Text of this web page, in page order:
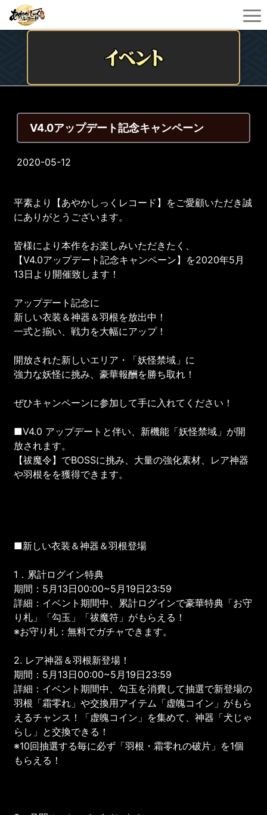
V4.0アップデート記念キャンペーン
2020-05-12
平素より【あやかしっくレコード】をご愛顧いただき誠
にありがとうございます。
皆様により本作をお楽しみいただきたく、
【V4.0アップデート記念キャンペーン】を2020年5月
13日より開催致します！
アップデート記念に
新しい衣装＆神器＆羽根を放出中！
一式と揃い、戦力を大幅にアップ！
開放された新しいエリア・「妖怪禁域」に
強力な妖怪に挑み、豪華報酬を勝ち取れ！
ぜひキャンペーンに参加して手に入れてください！
■V4.0 アップデートと伴い、新機能「妖怪禁域」が開
放されます。
【祓魔令】でBOSSに挑み、大量の強化素材、レア神器
や羽根をを獲得できます。
■新しい衣装＆神器＆羽根登場
1．累計ログイン特典
期間：5月13日00:00~5月19日23:59
詳細：イベント期間中、累計ログインで豪華特典「お守
り札」「勾玉」「祓魔符」がもらえる！
※お守り札：無料でガチャできます。
2. レア神器＆羽根新登場！
期間：5月13日00:00~5月19日23:59
詳細：イベント期間中、勾玉を消費して抽選で新登場の
羽根「霜零れ」や交換用アイテム「虚魄コイン」がもら
えるチャンス！「虚魄コイン」を集めて、神器「犬じゃ
らし」と交換できる！
※10回抽選する毎に必ず「羽根・霜零れの破片」を1個
もらえる！